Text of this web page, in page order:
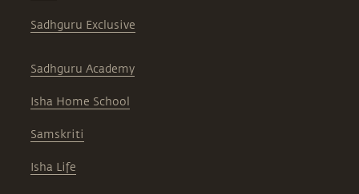
Sadhguru Exclusive
Sadhguru Academy
Isha Home School
Samskriti
Isha Life